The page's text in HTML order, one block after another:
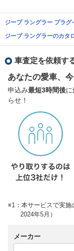
ジープ ラングラー プラ
ジープ ラングラーのカタ
車査定を依頼す
あなたの愛車、
申込み最短3時間後に
らせ！
※1：本サービスで実施
2024年5月）
メーカー